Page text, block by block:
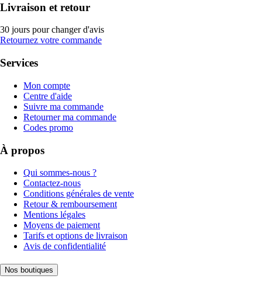
Livraison et retour
30 jours pour changer d'avis
Retournez votre commande
Services
Mon compte
Centre d'aide
Suivre ma commande
Retourner ma commande
Codes promo
À propos
Qui sommes-nous ?
Contactez-nous
Conditions générales de vente
Retour & remboursement
Mentions légales
Moyens de paiement
Tarifs et options de livraison
Avis de confidentialité
Nos boutiques